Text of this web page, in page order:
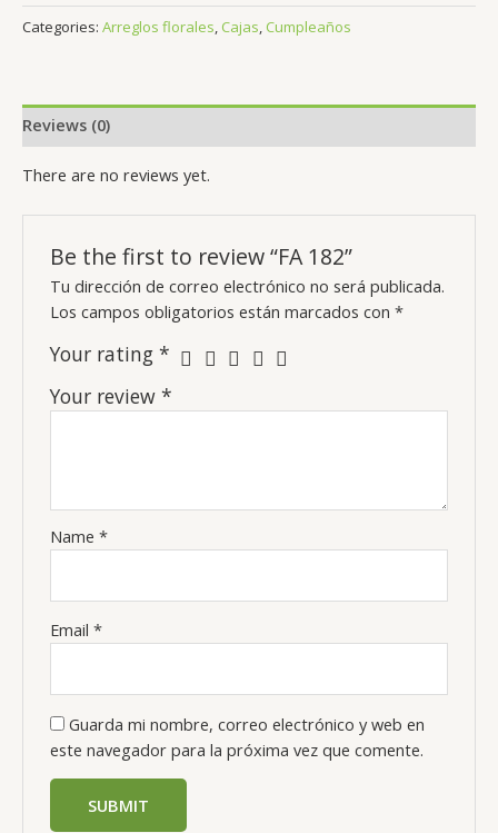
quantity
Categories: Arreglos florales, Cajas, Cumpleaños
Reviews (0)
There are no reviews yet.
Be the first to review “FA 182”
Tu dirección de correo electrónico no será publicada.
Los campos obligatorios están marcados con*
Your rating*
Your review*
Name*
Email*
Guarda mi nombre, correo electrónico y web en
este navegador para la próxima vez que comente.